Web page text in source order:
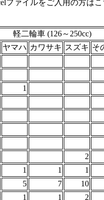
ファイルをご入用の方は
軽二輪車 (126～250cc)
ヤマハ カワサキ スズキ そ
1
2
1 1
1
5 7
10
1 1
2